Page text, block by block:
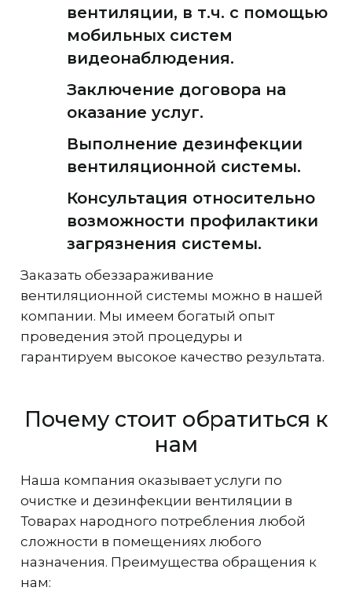
вентиляции, в т.ч. с помощью
мобильных систем
видеонаблюдения.
Заключение договора на
оказание услуг.
Выполнение дезинфекции
вентиляционной системы.
Консультация относительно
возможности профилактики
загрязнения системы.
Заказать обеззараживание
вентиляционной системы можно в нашей
компании. Мы имеем богатый опыт
проведения этой процедуры и
гарантируем высокое качество результата.
Почему стоит обратиться к
нам
Наша компания оказывает услуги по
очистке и дезинфекции вентиляции в
Товарах народного потребления любой
сложности в помещениях любого
назначения. Преимущества обращения к
нам: